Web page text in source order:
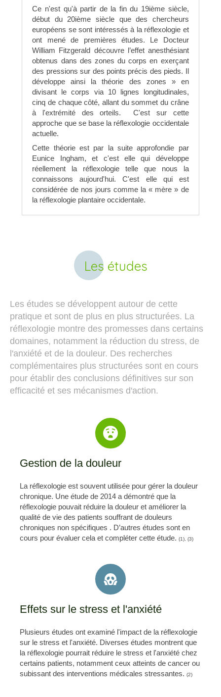
Ce n'est qu'à partir de la fin du 19ième siècle,
début du 20ième siècle que des chercheurs
européens se sont intéressés à la réflexologie et
ont mené de premières études. Le Docteur
William Fitzgerald découvre l’effet anesthésiant
obtenus dans des zones du corps en exerçant
des pressions sur des points précis des pieds. Il
développe ainsi la théorie des zones » en
divisant le corps via 10 lignes longitudinales,
cinq de chaque côté, allant du sommet du crâne
à l'extrémité des orteils. C'est sur cette
approche que se base la réflexologie occidentale
actuelle.
Cette théorie est par la suite approfondie par
Eunice Ingham, et c'est elle qui développe
réellement la réflexologie telle que nous la
connaissons aujourd'hui. C'est elle qui est
considérée de nos jours comme la « mère » de
la réflexologie plantaire occidentale.
Les études
Les études se développent autour de cette
pratique et sont de plus en plus structurées. La
réflexologie montre des promesses dans certains
domaines, notamment la réduction du stress, de
l'anxiété et de la douleur. Des recherches
complémentaires plus structurées sont en cours
pour établir des conclusions définitives sur son
efficacité et ses mécanismes d'action.
Gestion de la douleur
La réflexologie est souvent utilisée pour gérer la douleur
chronique. Une étude de 2014 a démontré que la
réflexologie pouvait réduire la douleur et améliorer la
qualité de vie des patients souffrant de douleurs
chroniques non spécifiques . D’autres études sont en
cours pour évaluer cela et compléter cette étude. (1), (3)
Effets sur le stress et l'anxiété
Plusieurs études ont examiné l'impact de la réflexologie
sur le stress et l'anxiété. Diverses études montrent que
la réflexologie pourrait réduire le stress et l'anxiété chez
certains patients, notamment ceux atteints de cancer ou
subissant des interventions médicales stressantes. (2)